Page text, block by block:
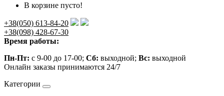
В корзине пусто!
+38(050) 613-84-20
+38(098) 428-67-30
Время работы:
Пн-Пт: с 9-00 до 17-00; Сб: выходной; Вс: выходной
Онлайн заказы принимаются 24/7
Категории